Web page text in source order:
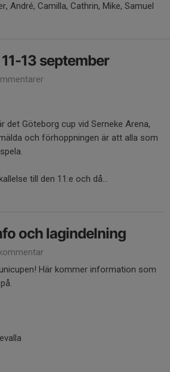
André, Camilla, Cathrin, Mike, Samuel
13 september
det Göteborg cup vid Serneke Arena,
och förhoppningen är att alla som
till den 11:e och då...
och lagindelning
Här kommer information som